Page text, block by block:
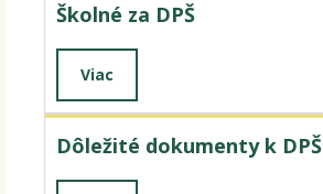
Školné za DPŠ
Viac
Dôležité dokumenty k DPŠ